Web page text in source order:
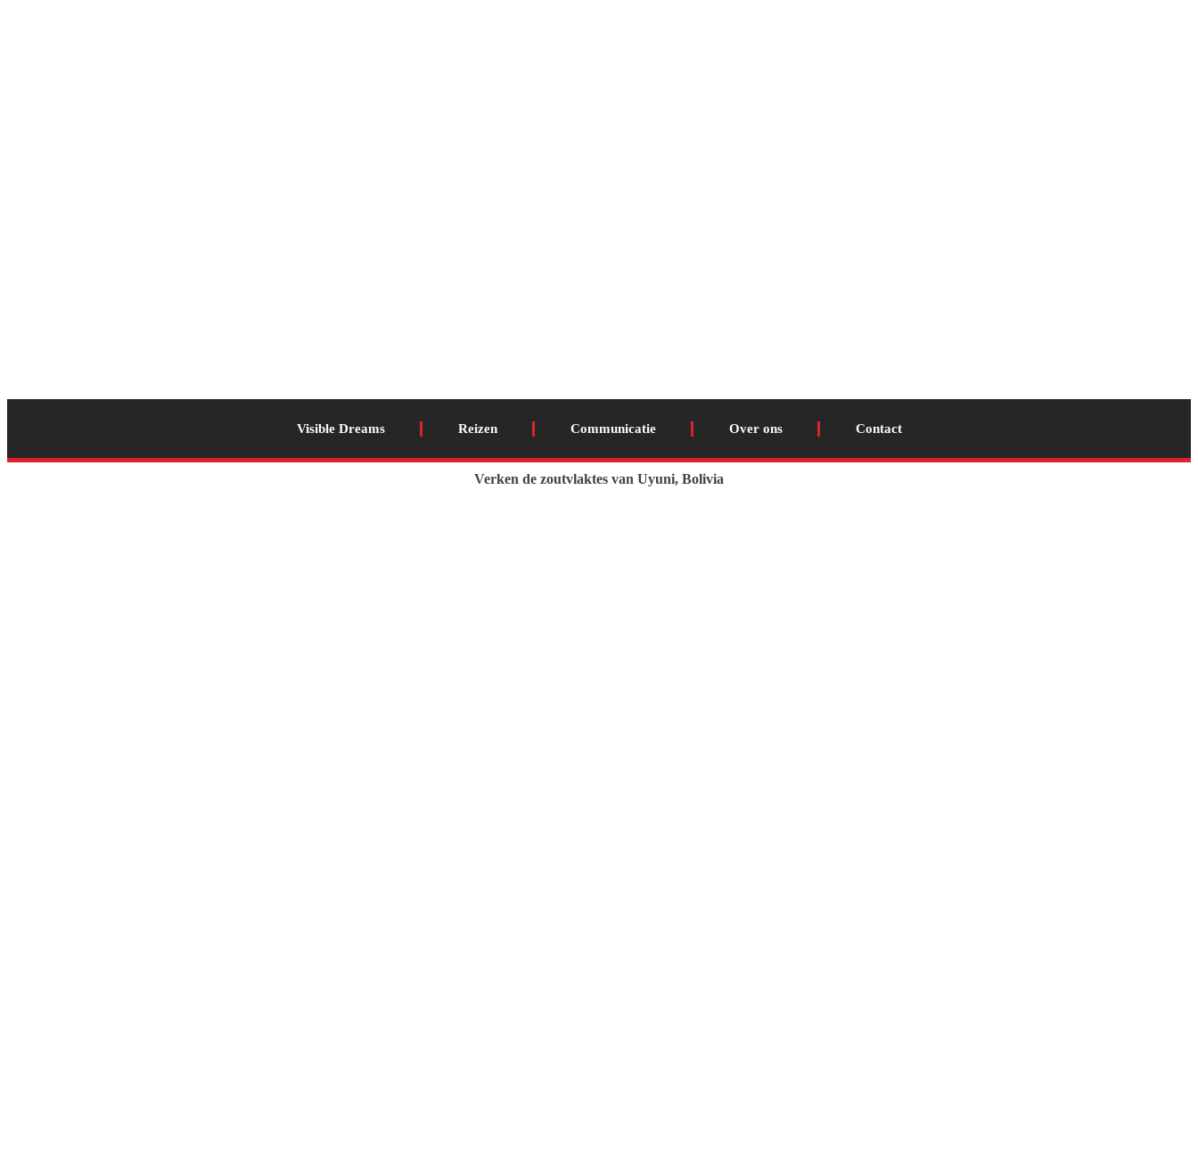
Visible Dreams Reizen Communicatie Over ons Contact
Verken de zoutvlaktes van Uyuni, Bolivia